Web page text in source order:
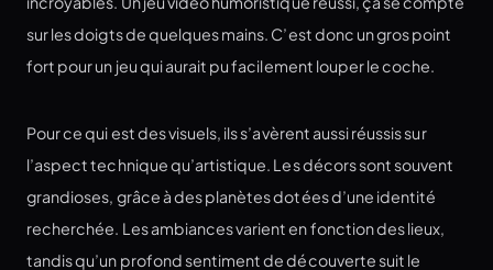
sur les doigts de quelques mains. C’est donc un gros point
fort pour un jeu qui aurait pu facilement louper le coche.
Pour ce qui est des visuels, ils s’avèrent aussi réussis sur
l’aspect technique qu’artistique. Les décors sont souvent
grandioses, grâce à des planètes dotées d’une identité
recherchée. Les ambiances varient en fonction des lieux,
tandis qu’un profond sentiment de découverte suit le